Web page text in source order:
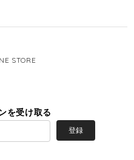
STORE
を受け取る
登録